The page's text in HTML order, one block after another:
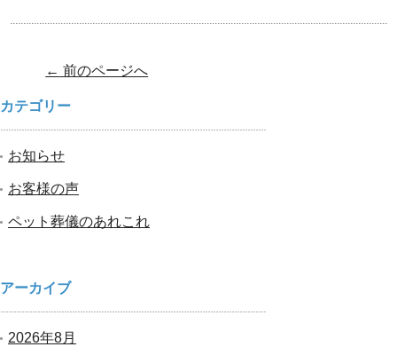
Post navigation
← 前のページへ
カテゴリー
お知らせ
お客様の声
ペット葬儀のあれこれ
アーカイブ
2026年8月